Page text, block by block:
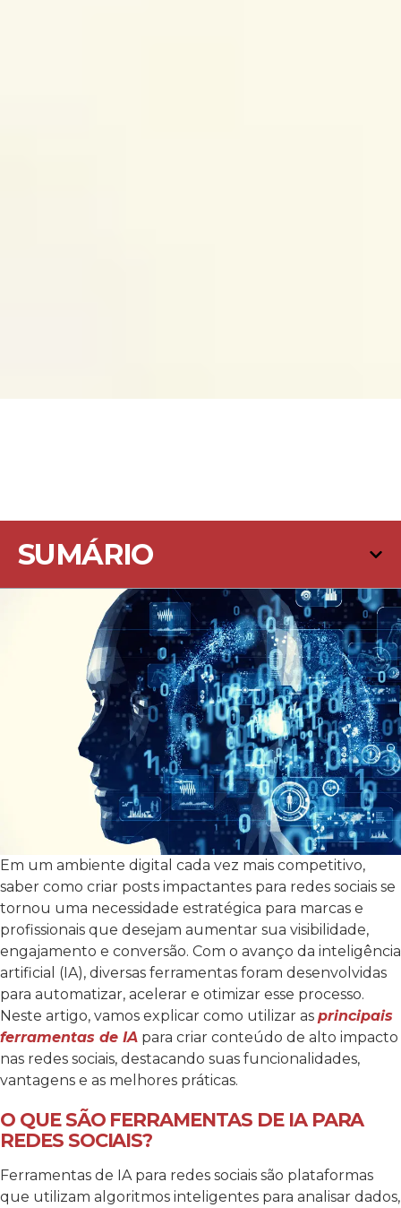
SUMÁRIO
Em um ambiente digital cada vez mais competitivo,
saber como criar posts impactantes para redes sociais se
tornou uma necessidade estratégica para marcas e
profissionais que desejam aumentar sua visibilidade,
engajamento e conversão. Com o avanço da inteligência
artificial (IA), diversas ferramentas foram desenvolvidas
para automatizar, acelerar e otimizar esse processo.
Neste artigo, vamos explicar como utilizar as principais
ferramentas de IA para criar conteúdo de alto impacto
nas redes sociais, destacando suas funcionalidades,
vantagens e as melhores práticas.
O QUE SÃO FERRAMENTAS DE IA PARA
REDES SOCIAIS?
Ferramentas de IA para redes sociais são plataformas
que utilizam algoritmos inteligentes para analisar dados,